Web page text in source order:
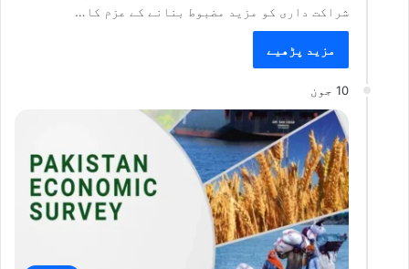
شراکت داری کو مزید مضبوط بنانے کے عزم کا…
مزید پڑھیے
10 جون